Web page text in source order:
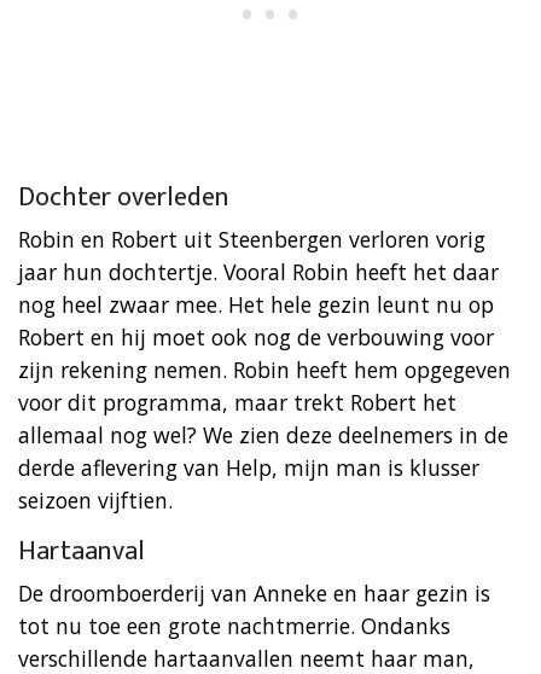
Dochter overleden
Robin en Robert uit Steenbergen verloren vorig
jaar hun dochtertje. Vooral Robin heeft het daar
nog heel zwaar mee. Het hele gezin leunt nu op
Robert en hij moet ook nog de verbouwing voor
zijn rekening nemen. Robin heeft hem opgegeven
voor dit programma, maar trekt Robert het
allemaal nog wel? We zien deze deelnemers in de
derde aflevering van Help, mijn man is klusser
seizoen vijftien.
Hartaanval
De droomboerderij van Anneke en haar gezin is
tot nu toe een grote nachtmerrie. Ondanks
verschillende hartaanvallen neemt haar man,